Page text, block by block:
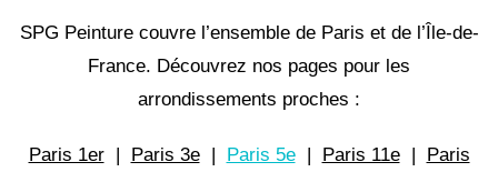
SPG Peinture couvre l’ensemble de Paris et de l’Île-de-
France. Découvrez nos pages pour les
arrondissements proches :
Paris 1er| Paris 3e| Paris 5e| Paris 11e|
Paris